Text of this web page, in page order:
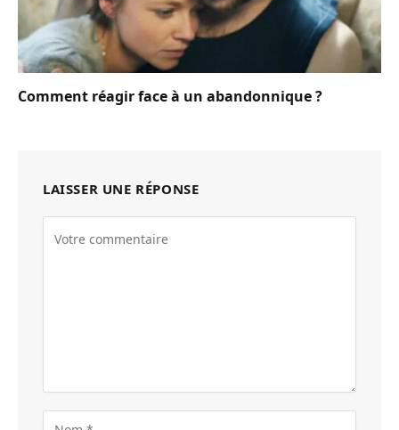
Comment réagir face à un abandonnique ?
LAISSER UNE RÉPONSE